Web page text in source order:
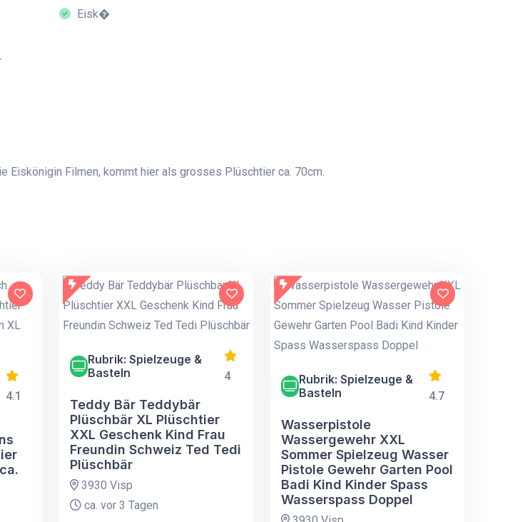
Eisk�
Eiskönigin Filmen, kommt hier als grosses Plüschtier ca. 70cm.
4.1
Rubrik: Spielzeuge &
Basteln
4
Teddy Bär Teddybär
Plüschbär XL Plüschtier
XXL Geschenk Kind Frau
Freundin Schweiz Ted Tedi
Plüschbär
3930 Visp
ca. vor 3 Tagen
Rubrik: Spielzeuge &
Basteln
4.7
Wasserpistole
Wassergewehr XXL
Sommer Spielzeug Wasser
Pistole Gewehr Garten Pool
Badi Kind Kinder Spass
Wasserspass Doppel